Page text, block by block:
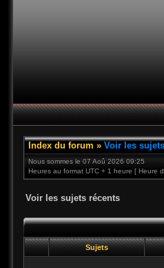
Index du forum » Voir les
Nous sommes le 07 Aoû 2026 09:25
Heures au format UTC + 1 heure [ Heure
Voir les sujets récents
Sujets